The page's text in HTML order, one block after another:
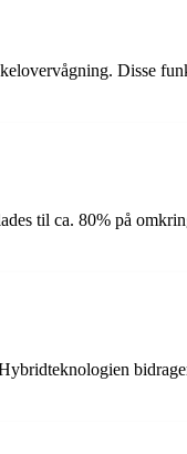
Disse
til ca. 80% på